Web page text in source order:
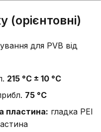
для PVB від
215 °C ± 10 °C
75 °C
пластина: гладка PEI